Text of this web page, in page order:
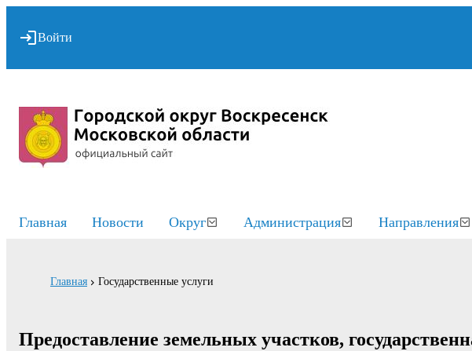
Войти
Главная Новости Округ Администрация Направления
Главная Государственные услуги
Предоставление земельных участков,